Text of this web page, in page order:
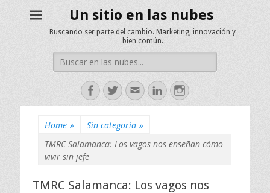
Un sitio en las nubes
Buscando ser parte del cambio. Marketing, innovación y
bien común.
Search
for:
FacebookTwitterEmail LinkedInInstagram
Home » Sin categoría »
TMRC Salamanca: Los vagos nos enseñan cómo
vivir sin jefe
TMRC Salamanca: Los vagos nos